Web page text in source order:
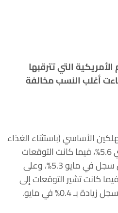
التي تترقبها
أغلب النسب مخالفة
الأساسي (باستثناء الغذاء
والطاقة) على أساس سنوي 5.6%، فيما كانت التوقعات
تشير إلى تسجيله 5%، بعد أن سجل في مايو 5.3%، وعلى
سجل 0.3%، فيما كانت تشير التوقعات إلى